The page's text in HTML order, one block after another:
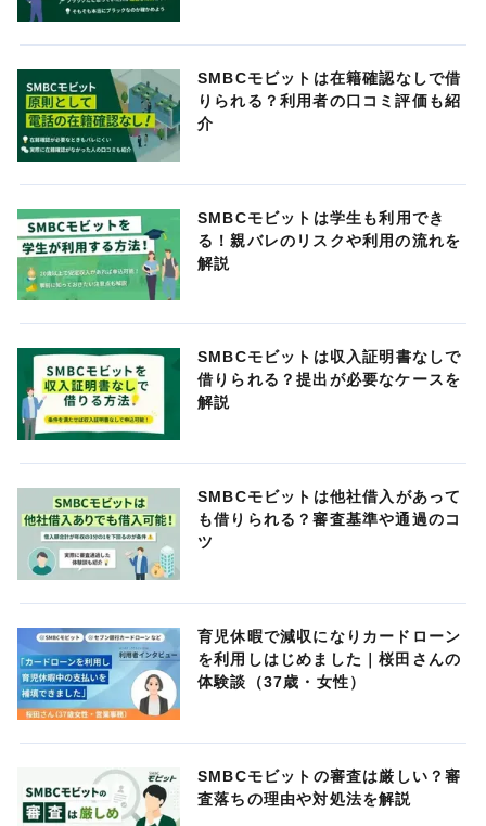
SMBCモビットは在籍確認なしで借
りられる？利用者の口コミ評価も紹
介
SMBCモビットは学生も利用でき
る！親バレのリスクや利用の流れを
解説
SMBCモビットは収入証明書なしで
借りられる？提出が必要なケースを
解説
SMBCモビットは他社借入があって
も借りられる？審査基準や通過のコ
ツ
育児休暇で減収になりカードローン
を利用しはじめました｜桜田さんの
体験談（37歳・女性）
SMBCモビットの審査は厳しい？審
査落ちの理由や対処法を解説